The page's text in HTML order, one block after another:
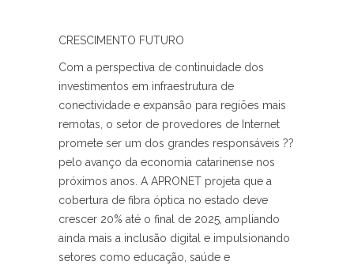
CRESCIMENTO FUTURO
Com a perspectiva de continuidade dos
investimentos em infraestrutura de
conectividade e expansão para regiões mais
remotas, o setor de provedores de Internet
promete ser um dos grandes responsáveis ??
pelo avanço da economia catarinense nos
próximos anos. A APRONET projeta que a
cobertura de fibra óptica no estado deve
crescer 20% até o final de 2025, ampliando
ainda mais a inclusão digital e impulsionando
setores como educação, saúde e